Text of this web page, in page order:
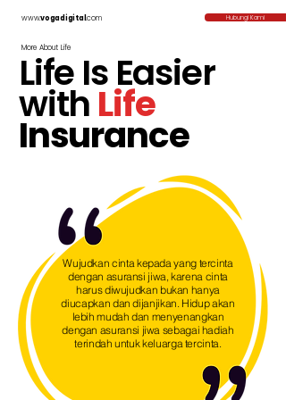
www.vogadigital.com Hubungi Kami
More About Life
Life Is Easier
with Life
Insurance
Wujudkan cinta kepada yang tercinta
dengan asuransi jiwa, karena cinta
harus diwujudkan bukan hanya
diucapkan dan dijanjikan. Hidup akan
lebih mudah dan menyenangkan
dengan asuransi jiwa sebagai hadiah
terindah untuk keluarga tercinta.